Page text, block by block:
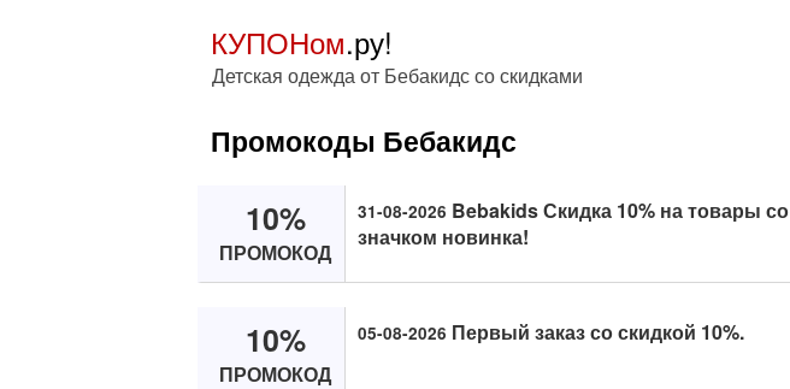
КУПОНом.ру!
Детская одежда от Бебакидс со скидками
Промокоды Бебакидс
10%
ПРОМОКОД
31-08-2026 Bebakids Скидка 10% на товары со
значком новинка!
10%
ПРОМОКОД
05-08-2026 Первый заказ со скидкой 10%.